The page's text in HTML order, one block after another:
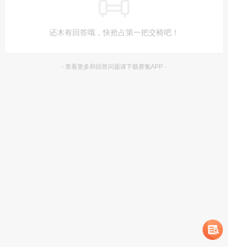
还木有回答哦，快抢占第一把交椅吧！
- 查看更多和回答问题请下载赛氪APP -